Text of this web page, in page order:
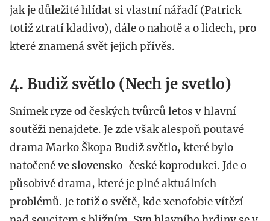
jak je důležité hlídat si vlastní nářadí (Patrick
totiž ztratí kladivo), dále o nahotě a o lidech, pro
které znamená svět jejich přívěs.
4. Budiž světlo (Nech je svetlo)
Snímek ryze od českých tvůrců letos v hlavní
soutěži nenajdete. Je zde však alespoň poutavé
drama Marko Škopa Budiž světlo, které bylo
natočené ve slovensko-české koprodukci. Jde o
působivé drama, které je plné aktuálních
problémů. Je totiž o světě, kde xenofobie vítězí